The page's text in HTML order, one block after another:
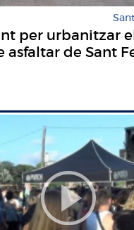
per urbanitzar
asfaltar de Sant